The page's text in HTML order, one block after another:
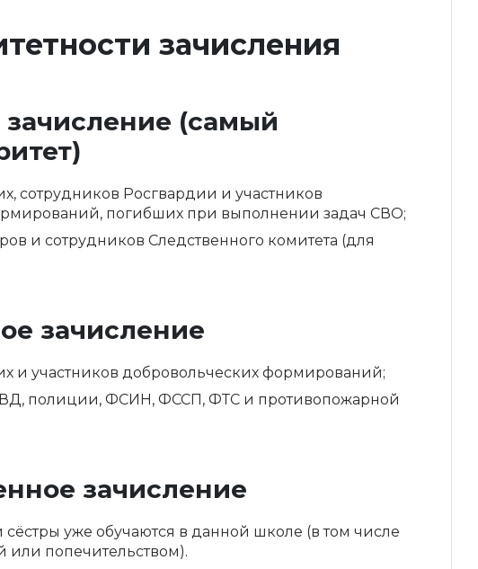
зачисления
(самый
сотрудников Росгвардии и участников
погибших при выполнении задач СВО;
и сотрудников Следственного комитета (для
зачисление
и участников добровольческих формирований;
полиции, ФСИН, ФССП, ФТС и противопожарной
зачисление
сёстры уже обучаются в данной школе (в том числе
или попечительством).